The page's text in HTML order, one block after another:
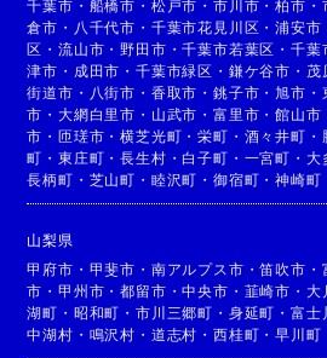
千葉市 ・ 船橋市 ・ 松戸市 ・市川市 ・柏市 ・
倉市 ・ 八千代市 ・ 千葉市花見川区 ・浦安市
区 ・流山市 ・野田市 ・千葉市若葉区 ・千葉
津市 ・ 成田市 ・千葉市緑区 ・ 鎌ケ谷市 ・ 茂
街道市 ・ 八街市 ・ 香取市 ・銚子市 ・旭市 ・
市 ・大網白里市 ・ 山武市 ・富里市 ・館山市
市 ・匝瑳市 ・横芝光町 ・栄町 ・ 酒々井町 ・
町 ・東庄町 ・長生村 ・ 白子町 ・ 一宮町 ・ 大
長柄町 ・ 芝山町 ・ 睦沢町 ・御宿町 ・神崎町
山梨県
甲府市 ・ 甲斐市 ・ 南アルプス市 ・笛吹市 ・
市 ・甲州市 ・都留市 ・中央市 ・ 韮崎市 ・ 大
湖町 ・ 昭和町 ・市川三郷町 ・ 身延町 ・富士
中湖村 ・ 鳴沢村 ・ 道志村 ・西桂町 ・早川町